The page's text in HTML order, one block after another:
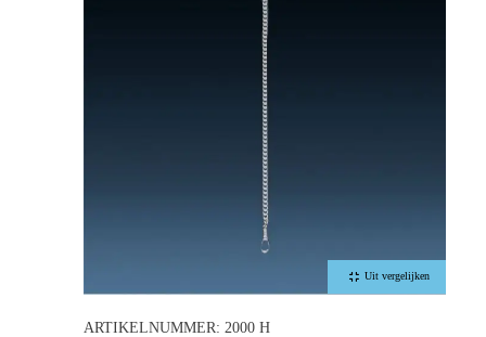
Uit vergelijken
ARTIKELNUMMER: 2000 H